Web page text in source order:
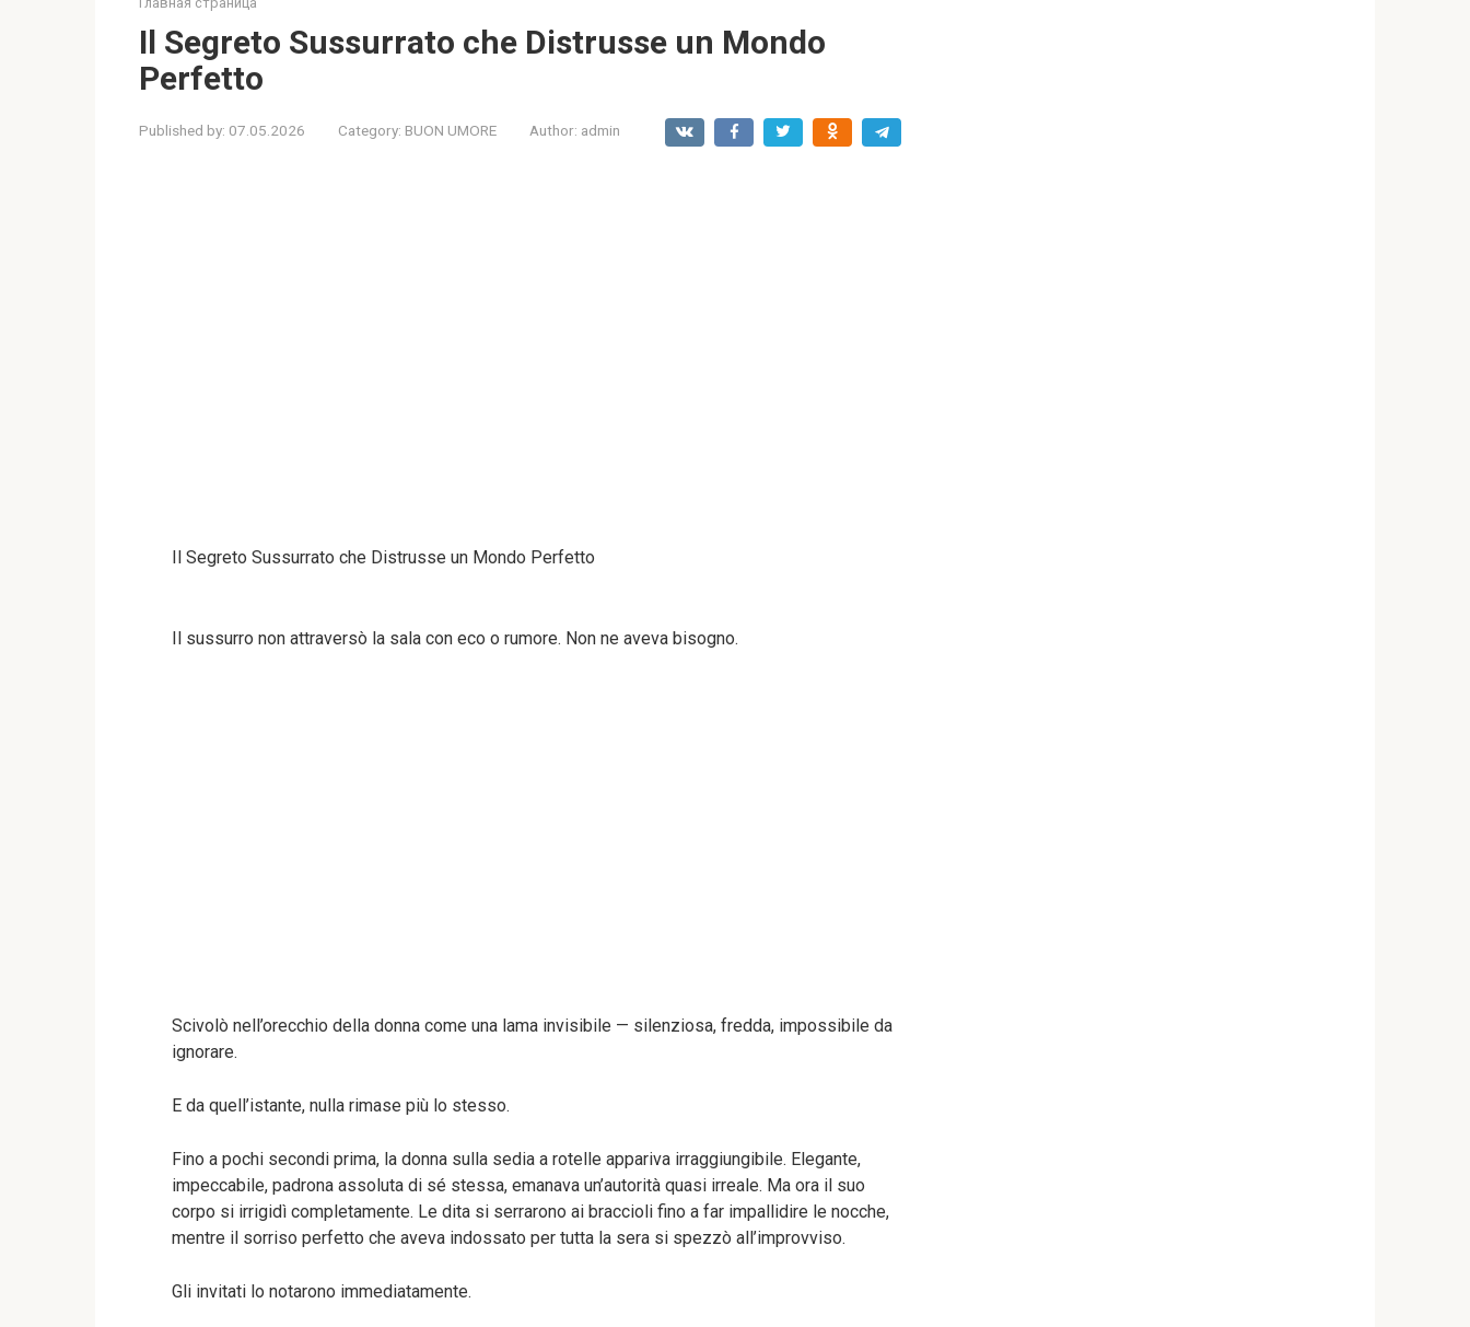
Il Segreto Sussurrato che Distrusse un Mondo
Perfetto
Published by: 07.05.2026 Category: BUON UMORE Author: admin
Il Segreto Sussurrato che Distrusse un Mondo Perfetto
Il sussurro non attraversò la sala con eco o rumore. Non ne aveva bisogno.
Scivolò nell’orecchio della donna come una lama invisibile — silenziosa, fredda, impossibile da
ignorare.
E da quell’istante, nulla rimase più lo stesso.
Fino a pochi secondi prima, la donna sulla sedia a rotelle appariva irraggiungibile. Elegante,
impeccabile, padrona assoluta di sé stessa, emanava un’autorità quasi irreale. Ma ora il suo
corpo si irrigidì completamente. Le dita si serrarono ai braccioli fino a far impallidire le nocche,
mentre il sorriso perfetto che aveva indossato per tutta la sera si spezzò all’improvviso.
Gli invitati lo notarono immediatamente.